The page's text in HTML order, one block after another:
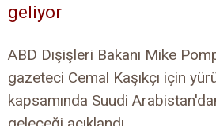
geliyor
ABD Dışişleri Bakanı Mike
gazeteci Cemal Kaşıkçı için
kapsamında Suudi